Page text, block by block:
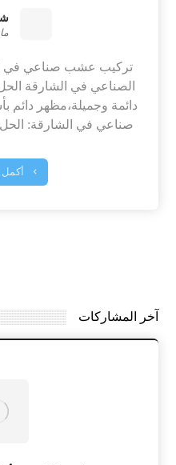
تركيب عشب صناعي في
الصناعي في الشارقة
دائمة وجميلة،مظهر
صناعي في الشارقة: الحل
أكمل
آخر المشاركات